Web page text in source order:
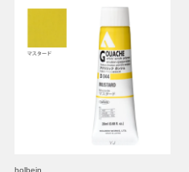
holbein